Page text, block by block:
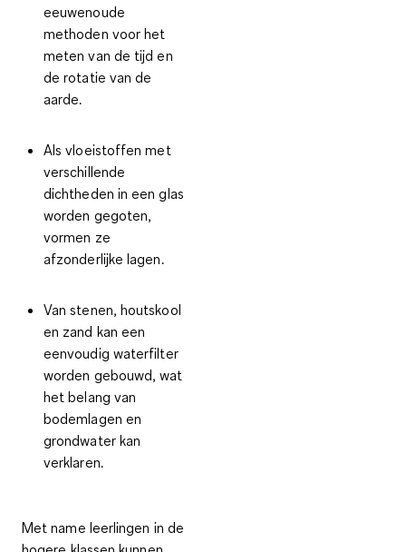
eeuwenoude
methoden voor het
meten van de tijd en
de rotatie van de
aarde.
Als vloeistoffen met
verschillende
dichtheden in een glas
worden gegoten,
vormen ze
afzonderlijke lagen.
Van stenen, houtskool
en zand kan een
eenvoudig waterfilter
worden gebouwd, wat
het belang van
bodemlagen en
grondwater kan
verklaren.
Met name leerlingen in de